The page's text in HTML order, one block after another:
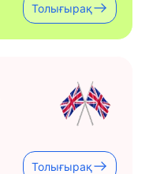
Толығырақ
Толығырақ